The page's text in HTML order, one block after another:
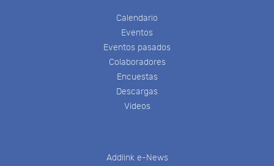
Calendario
Eventos
Eventos pasados
Colaboradores
Encuestas
Descargas
Videos
Addlink e-News